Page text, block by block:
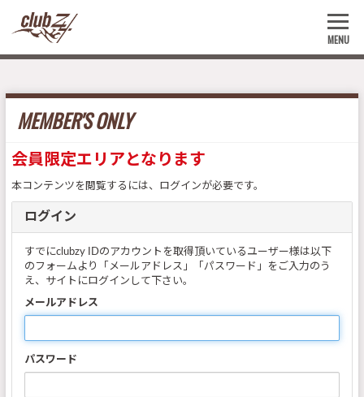
MENU
MEMBER'S ONLY
会員限定エリアとなります
本コンテンツを閲覧するには、ログインが必要です。
ログイン
すでにclubzy IDのアカウントを取得頂いているユーザー様は以下
のフォームより「メールアドレス」「パスワード」をご入力のう
え、サイトにログインして下さい。
メールアドレス
パスワード